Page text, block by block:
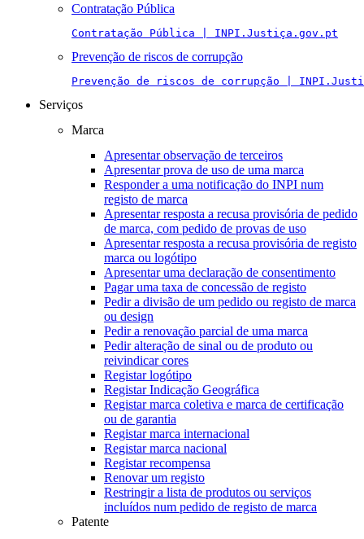
Contratação Pública
Contratação Pública | INPI.Justiça.gov.pt
Prevenção de riscos de corrupção
Prevenção de riscos de corrupção |
Serviços
Marca
Apresentar observação de terceiros
Apresentar prova de uso de uma marca
Responder a uma notificação do INPI num
registo de marca
Apresentar resposta a recusa provisória de pedido
de marca, com pedido de provas de uso
Apresentar resposta a recusa provisória de registo
marca ou logótipo
Apresentar uma declaração de consentimento
Pagar uma taxa de concessão de registo
Pedir a divisão de um pedido ou registo de marca
ou design
Pedir a renovação parcial de uma marca
Pedir alteração de sinal ou de produto ou
reivindicar cores
Registar logótipo
Registar Indicação Geográfica
Registar marca coletiva e marca de certificação
ou de garantia
Registar marca internacional
Registar marca nacional
Registar recompensa
Renovar um registo
Restringir a lista de produtos ou serviços
incluídos num pedido de registo de marca
Patente